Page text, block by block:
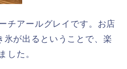
チアールグレイです。お店
が出るということで、楽
した。